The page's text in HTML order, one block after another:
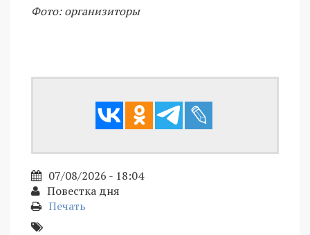
Фото: организиторы
07/08/2026 - 18:04
Повестка дня
Печать